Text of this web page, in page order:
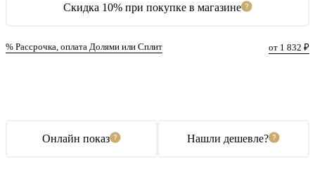
Скидка 10% при покупке в магазине
% Рассрочка, оплата Долями или Сплит от 1 832 ₽
Онлайн показ Нашли дешевле?